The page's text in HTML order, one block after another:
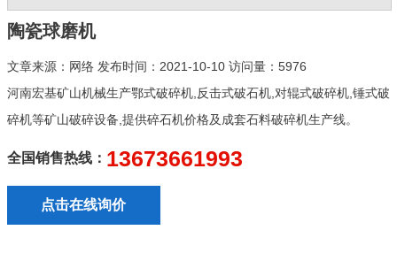
陶瓷球磨机
文章来源：网络 发布时间：2021-10-10 访问量：5976
河南宏基矿山机械生产鄂式破碎机,反击式破石机,对辊式破碎机,锤式破
碎机等矿山破碎设备,提供碎石机价格及成套石料破碎机生产线。
全国销售热线： 13673661993
点击在线询价